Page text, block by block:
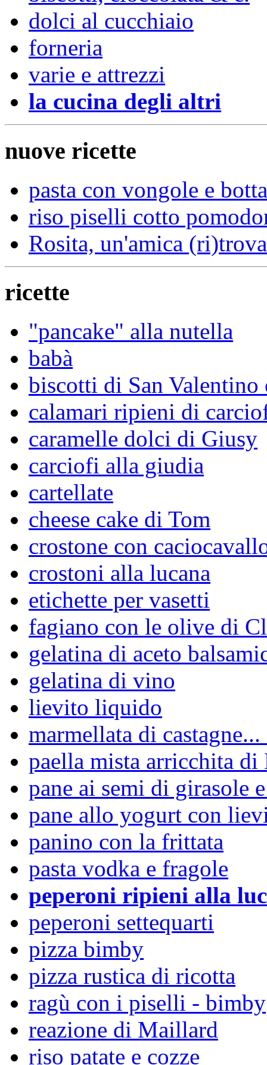
dolci al cucchiaio
forneria
varie e attrezzi
la cucina degli altri
nuove ricette
pasta con vongole e
riso piselli cotto
Rosita, un'amica
ricette
"pancake" alla nutella
babà
biscotti di San
calamari ripieni di
caramelle dolci di Giusy
carciofi alla giudia
cartellate
cheese cake di Tom
crostone con
crostoni alla lucana
etichette per vasetti
fagiano con le olive di
gelatina di aceto
gelatina di vino
lievito liquido
marmellata di
paella mista arricchita di
pane ai semi di girasole
pane allo yogurt con
panino con la frittata
pasta vodka e fragole
peperoni ripieni alla
peperoni settequarti
pizza bimby
pizza rustica di ricotta
ragù con i piselli - bimby
reazione di Maillard
riso patate e cozze